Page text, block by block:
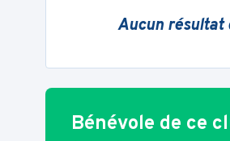
Aucun résultat
Bénévole de ce